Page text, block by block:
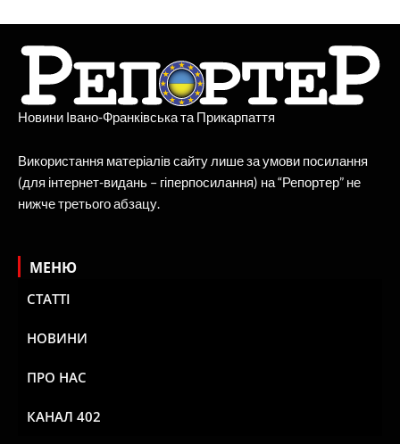
Новини Івано-Франківська та Прикарпаття
Використання матеріалів сайту лише за умови посилання
(для інтернет-видань – гіперпосилання) на “Репортер” не
нижче третього абзацу.
МЕНЮ
СТАТТІ
НОВИНИ
ПРО НАС
КАНАЛ 402